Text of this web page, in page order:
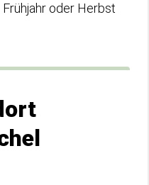
oder Herbst